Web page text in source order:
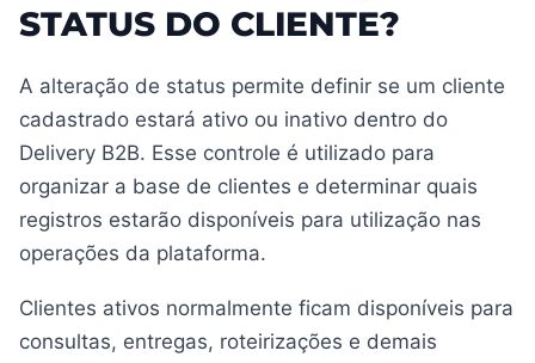
STATUS DO CLIENTE?
A alteração de status permite definir se um cliente
cadastrado estará ativo ou inativo dentro do
Delivery B2B. Esse controle é utilizado para
organizar a base de clientes e determinar quais
registros estarão disponíveis para utilização nas
operações da plataforma.
Clientes ativos normalmente ficam disponíveis para
consultas, entregas, roteirizações e demais